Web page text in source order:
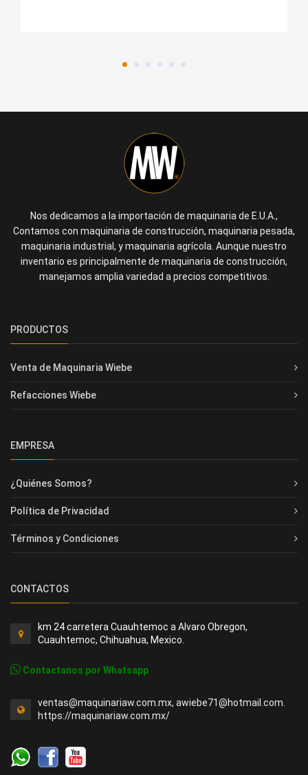
Nos dedicamos a la importación de maquinaria de E.U.A.,
Contamos con maquinaria de construcción, maquinaria pesada,
maquinaria industrial, y maquinaria agrícola. Aunque nuestro
inventario es principalmente de maquinaria de construcción,
manejamos amplia variedad a precios competitivos.
PRODUCTOS
Venta de Maquinaria Wiebe
Refacciones Wiebe
EMPRESA
¿Quiénes Somos?
Política de Privacidad
Términos y Condiciones
CONTACTOS
km 24 carretera Cuauhtemoc a Alvaro Obregon,
Cuauhtemoc, Chihuahua, Mexico.
Contactanos por Whatsapp
ventas@maquinariaw.com.mx, awiebe71@hotmail.com.
https://maquinariaw.com.mx/